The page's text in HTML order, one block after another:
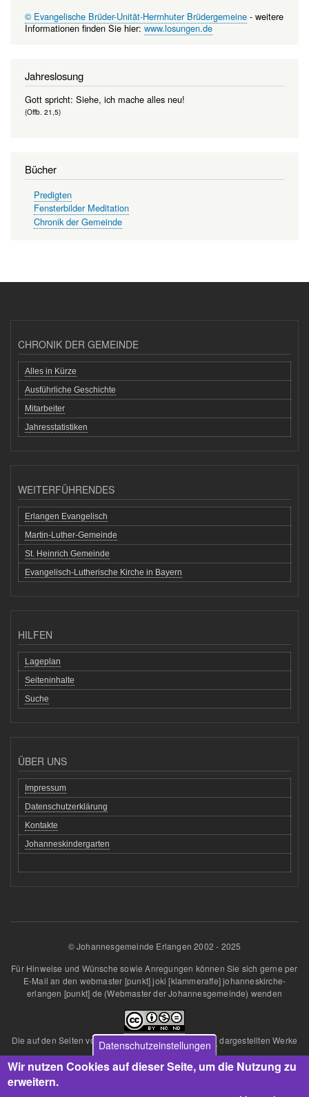
© Evangelische Brüder-Unität-Herrnhuter Brüdergemeine - weitere
Informationen finden Sie hier:www.losungen.de
Jahreslosung
Gott spricht: Siehe, ich mache alles neu!
(Offb. 21,5)
Bücher
Predigten
Fensterbilder Meditation
Chronik der Gemeinde
CHRONIK DER GEMEINDE
Alles in Kürze
Ausführliche Geschichte
Mitarbeiter
Jahresstatistiken
WEITERFÜHRENDES
Erlangen Evangelisch
Martin-Luther-Gemeinde
St. Heinrich Gemeinde
Evangelisch-Lutherische Kirche in Bayern
HILFEN
Lageplan
Seiteninhalte
Suche
ÜBER UNS
Impressum
Datenschutzerklärung
Kontakte
Johanneskindergarten
© Johannesgemeinde Erlangen 2002 - 2025
Für Hinweise und Wünsche sowie Anregungen können Sie sich gerne per
E-Mail an den webmaster [punkt]joki [klammeraffe]johanneskirche-
erlangen [punkt] de (Webmaster der Johannesgemeinde) wenden
Die auf den Seiten vonJohannesgemeinde Erlangen dargestellten Werke
sind lizenziert unter einer
Creative Commons Namensnennung - Nicht kommerziell - Keine
Über diese Lizenz hinausgehende Erlaubnisse können Sie
Datenschutzeinstellungen
Wir nutzen Cookies auf dieser Seite, um die Nutzung zu
erweitern.